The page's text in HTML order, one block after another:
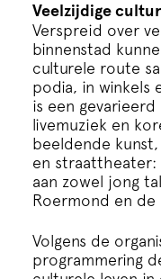
Veelzijdige
Verspreid over
binnenstad
culturele route
podia, in winkels
is een
livemuziek en
beeldende
en
aan zowel jong
Roermond en de
Volgens de
programmering